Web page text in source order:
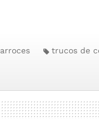
arroces trucos de